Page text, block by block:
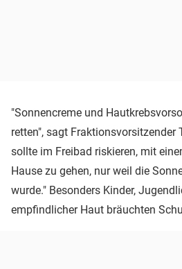
"Sonnencreme und
retten", sagt Fraktionsvorsitzender
sollte im Freibad riskieren, mit
Hause zu gehen, nur weil die
wurde." Besonders Kinder,
empfindlicher Haut bräuchten